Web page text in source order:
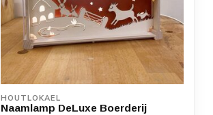
HOUTLOKAEL
Naamlamp DeLuxe Boerderij